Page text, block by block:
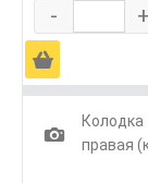
- +
Ä
1
правая